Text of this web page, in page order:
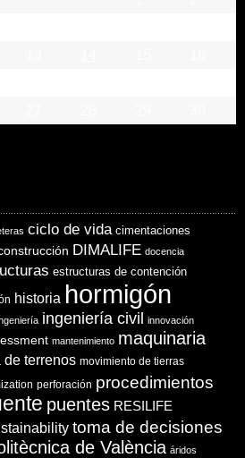
ciclo de vida cimentaciones
DIMALIFE docencia
estructuras de contención
historia hormigón
ingeniería civil innovación
mantenimiento maquinaria
de terrenos movimiento de tierras
perforación procedimientos
puentes RESILIFE
toma de decisiones
de València áridos